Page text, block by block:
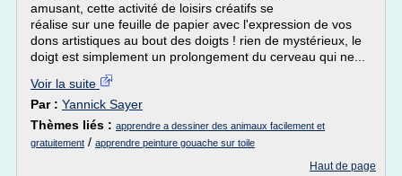
amusant, cette activité de loisirs créatifs se
réalise sur une feuille de papier avec l'expression de vos
dons artistiques au bout des doigts ! rien de mystérieux, le
doigt est simplement un prolongement du cerveau qui ne...
Voir la suite
Par : Yannick Sayer
Thèmes liés : apprendre a dessiner des animaux facilement et
gratuitement / apprendre peinture gouache sur toile
Haut de page